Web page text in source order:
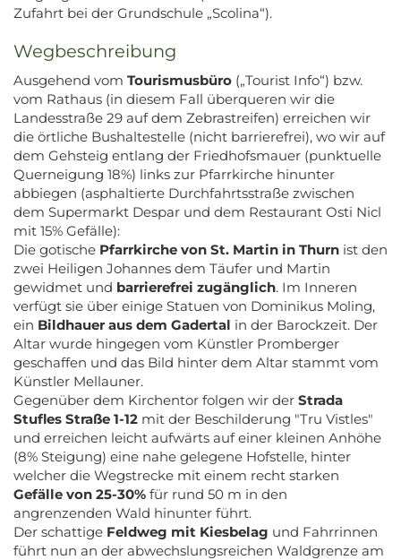
Zufahrt bei der Grundschule „Scolina“).
Wegbeschreibung
Ausgehend vom Tourismusbüro („Tourist Info“) bzw.
vom Rathaus (in diesem Fall überqueren wir die
Landesstraße 29 auf dem Zebrastreifen) erreichen wir
die örtliche Bushaltestelle (nicht barrierefrei), wo wir auf
dem Gehsteig entlang der Friedhofsmauer (punktuelle
Querneigung 18%) links zur Pfarrkirche hinunter
abbiegen (asphaltierte Durchfahrtsstraße zwischen
dem Supermarkt Despar und dem Restaurant Osti Nicl
mit 15% Gefälle):
Die gotische Pfarrkirche von St. Martin in Thurn ist den
zwei Heiligen Johannes dem Täufer und Martin
gewidmet und barrierefrei zugänglich. Im Inneren
verfügt sie über einige Statuen von Dominikus Moling,
ein Bildhauer aus dem Gadertal in der Barockzeit. Der
Altar wurde hingegen vom Künstler Promberger
geschaffen und das Bild hinter dem Altar stammt vom
Künstler Mellauner.
Gegenüber dem Kirchentor folgen wir der Strada
Stufles Straße 1-12 mit der Beschilderung "Tru Vistles"
und erreichen leicht aufwärts auf einer kleinen Anhöhe
(8% Steigung) eine nahe gelegene Hofstelle, hinter
welcher die Wegstrecke mit einem recht starken
Gefälle von 25-30% für rund 50 m in den
angrenzenden Wald hinunter führt.
Der schattige Feldweg mit Kiesbelag und Fahrrinnen
führt nun an der abwechslungsreichen Waldgrenze am